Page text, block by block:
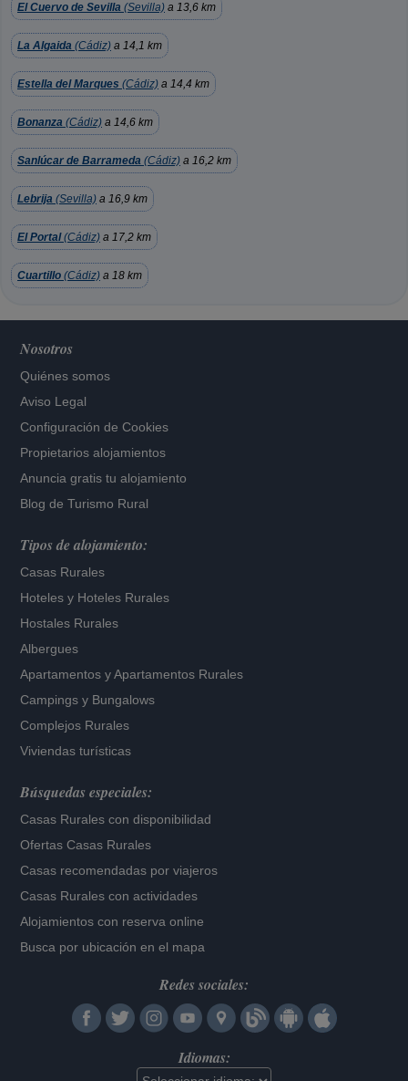
El Cuervo de Sevilla (Sevilla) a 13,6 km
La Algaida (Cádiz) a 14,1 km
Estella del Marques (Cádiz) a 14,4 km
Bonanza (Cádiz) a 14,6 km
Sanlúcar de Barrameda (Cádiz) a 16,2 km
Lebrija (Sevilla) a 16,9 km
El Portal(Cádiz) a 17,2 km
Cuartillo (Cádiz) a 18 km
Nosotros
Quiénes somos
Aviso Legal
Configuración de Cookies
Propietarios alojamientos
Anuncia gratis tu alojamiento
Blog de Turismo Rural
Tipos de alojamiento:
Casas Rurales
Hoteles y Hoteles Rurales
Hostales Rurales
Albergues
Apartamentos yApartamentos Rurales
Campings y Bungalows
Complejos Rurales
Viviendas turísticas
Búsquedas especiales:
Casas Rurales con disponibilidad
Ofertas Casas Rurales
Casas recomendadas por viajeros
Casas Rurales con actividades
Alojamientos con reserva online
Busca por ubicación en el mapa
Redes sociales:
Idiomas: